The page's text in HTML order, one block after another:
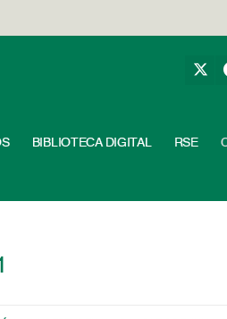
BIBLIOTECA DIGITAL RSE